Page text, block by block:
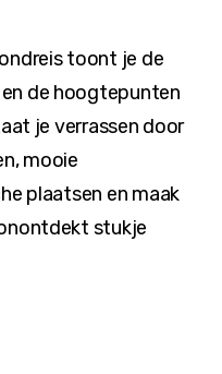
toont je de
de hoogtepunten
je verrassen door
mooie
plaatsen en maak
stukje